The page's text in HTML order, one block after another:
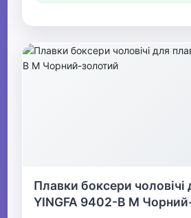
Плавки боксери чоловічі
YINGFA 9402-B M